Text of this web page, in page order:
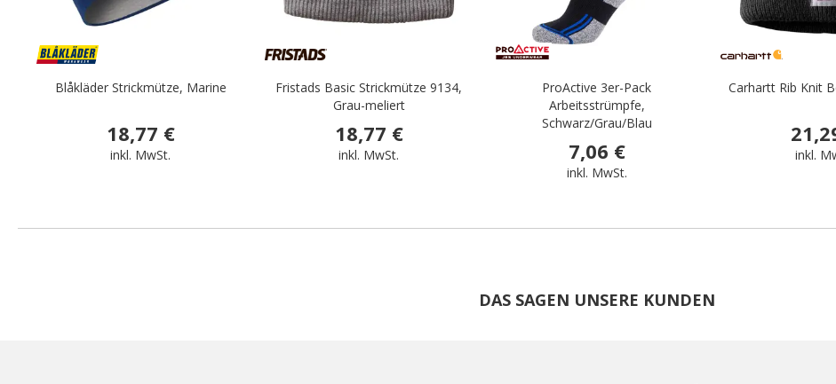
Blåkläder Strickmütze, Marine
18,77 €
inkl. MwSt.
Fristads Basic Strickmütze 9134,
Grau-meliert
18,77 €
inkl. MwSt.
ProActive 3er-Pack
Arbeitsstrümpfe,
Schwarz/Grau/Blau
7,06 €
inkl. MwSt.
Carhartt Rib Knit
inkl.
DAS SAGEN UNSERE KUNDEN